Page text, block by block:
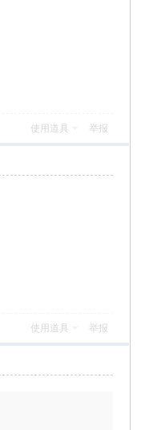
使用道具 举报
使用道具 举报